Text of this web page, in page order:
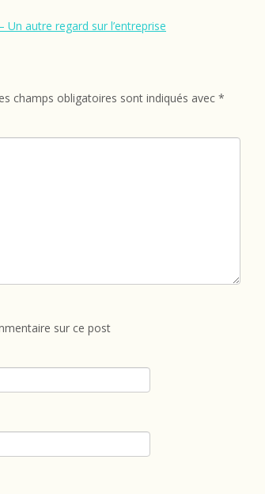
autre regard sur l’entreprise
champs obligatoires sont indiqués avec *
sur ce post